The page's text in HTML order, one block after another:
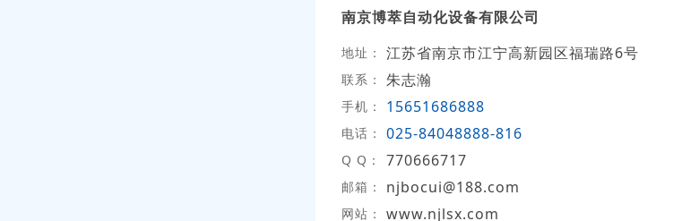
南京博萃自动化设备有限公司
地址： 江苏省南京市江宁高新园区福瑞路6号
联系： 朱志瀚
手机： 15651686888
电话： 025-84048888-816
Q Q： 770666717
邮箱： njbocui@188.com
网站： www.njlsx.com